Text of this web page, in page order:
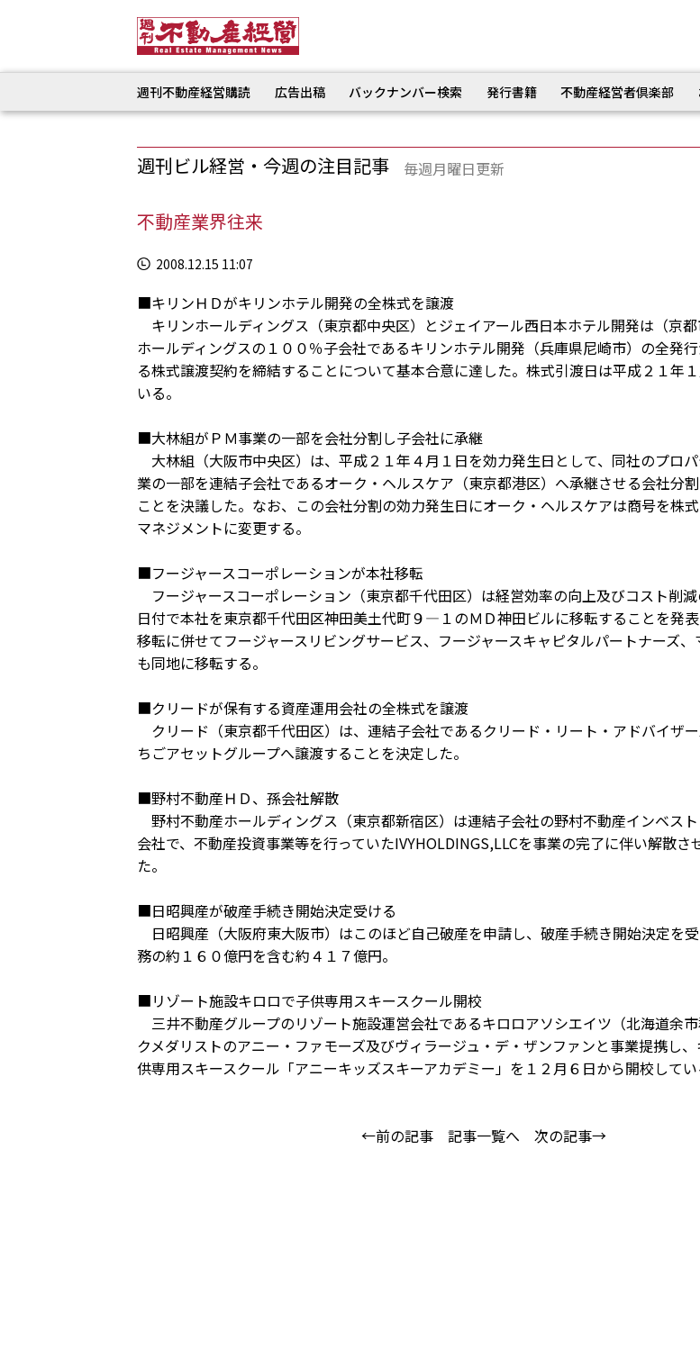
週刊不動産経営購読 広告出稿 バックナンバー検索 発行書籍 不動産経営者倶楽部
週刊ビル経営・今週の注目記事 毎週月曜日更新
不動産業界往来
2008.12.15 11:07
■キリンＨＤがキリンホテル開発の全株式を譲渡
キリンホールディングス（東京都中央区）とジェイアール西日本ホテル開発は（京
ホールディングスの１００％子会社であるキリンホテル開発（兵庫県尼崎市）の全発
る株式譲渡契約を締結することについて基本合意に達した。株式引渡日は平成２１年
いる。
■大林組がＰＭ事業の一部を会社分割し子会社に承継
大林組（大阪市中央区）は、平成２１年４月１日を効力発生日として、同社のプロ
業の一部を連結子会社であるオーク・ヘルスケア（東京都港区）へ承継させる会社分
ことを決議した。なお、この会社分割の効力発生日にオーク・ヘルスケアは商号を株
マネジメントに変更する。
■フージャースコーポレーションが本社移転
フージャースコーポレーション（東京都千代田区）は経営効率の向上及びコスト削
日付で本社を東京都千代田区神田美土代町９―１のＭＤ神田ビルに移転することを発
移転に併せてフージャースリビングサービス、フージャースキャピタルパートナーズ、
も同地に移転する。
■クリードが保有する資産運用会社の全株式を譲渡
クリード（東京都千代田区）は、連結子会社であるクリード・リート・アドバイザ
ちごアセットグループへ譲渡することを決定した。
■野村不動産ＨＤ、孫会社解散
野村不動産ホールディングス（東京都新宿区）は連結子会社の野村不動産インベス
会社で、不動産投資事業等を行っていたIVYHOLDINGS,LLCを事業の完了に伴い解散さ
た。
■日昭興産が破産手続き開始決定受ける
日昭興産（大阪府東大阪市）はこのほど自己破産を申請し、破産手続き開始決定を
務の約１６０億円を含む約４１７億円。
■リゾート施設キロロで子供専用スキースクール開校
三井不動産グループのリゾート施設運営会社であるキロロアソシエイツ（北海道余
クメダリストのアニー・ファモーズ及びヴィラージュ・デ・ザンファンと事業提携し
供専用スキースクール「アニーキッズスキーアカデミー」を１２月６日から開校してい
←前の記事 記事一覧へ 次の記事→